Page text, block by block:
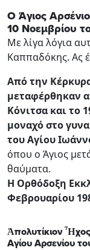
Ο Άγιος
10 Νοεμβρίου
Με λίγα λόγια
Καππαδόκης. Ας
Από την
μεταφέρθηκαν
Κόνιτσα και το
μοναχό στο
του Αγίου
όπου ο Άγιος
θαύματα.
Η Ορθόδοξη
Φεβρουαρίου
Ἀπολυτίκιον
Αγίου Αρσενίου